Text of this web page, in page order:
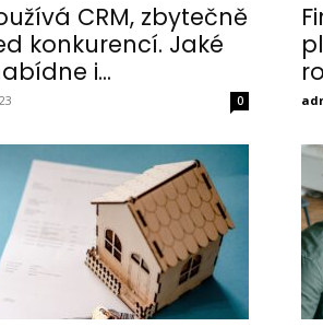
CRM, zbytečně
konkurencí. Jaké
i...
0